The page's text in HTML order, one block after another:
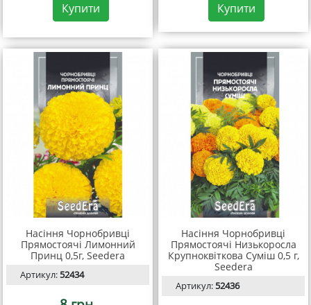
Купити Купити
Насіння Чорнобривці
Прямостоячі Лимонний
Принц 0,5г, Seedera
Артикул:52434
Насіння Чорнобривці
Прямостоячі Низькоросла
Крупноквіткова Суміш 0,5 г,
Seedera
Артикул:52436